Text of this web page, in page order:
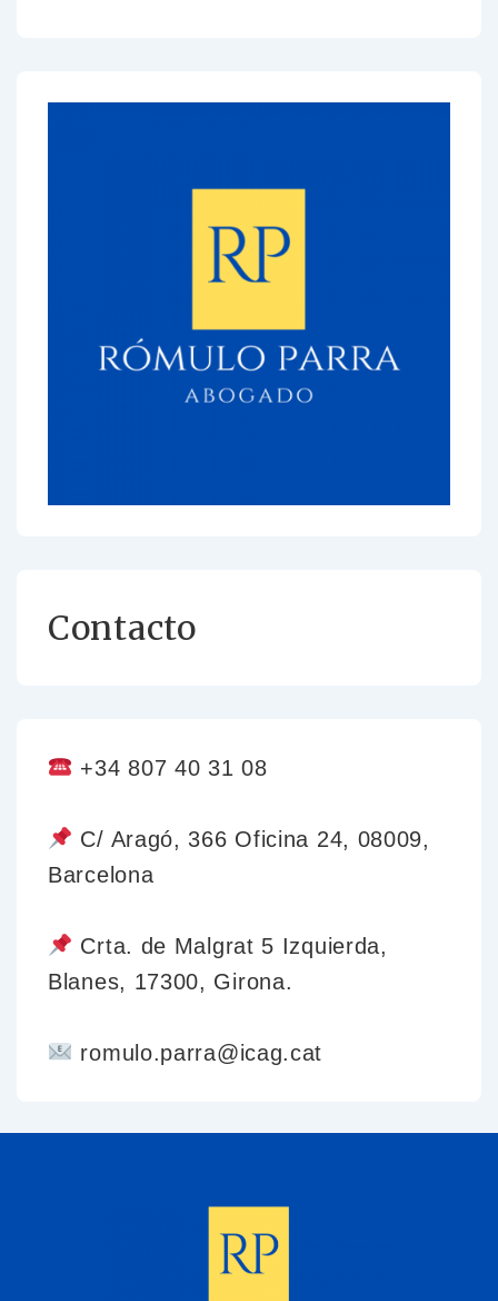
Contacto
+34 807 40 31 08
C/ Aragó, 366 Oficina 24, 08009,
Barcelona
Crta. de Malgrat 5 Izquierda,
Blanes, 17300, Girona.
romulo.parra@icag.cat